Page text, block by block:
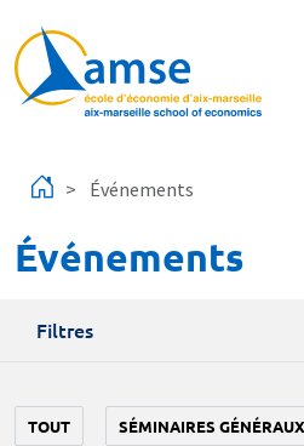
Événements
Événements
Filtres
TOUT SÉMINAIRES GÉNÉRAUX